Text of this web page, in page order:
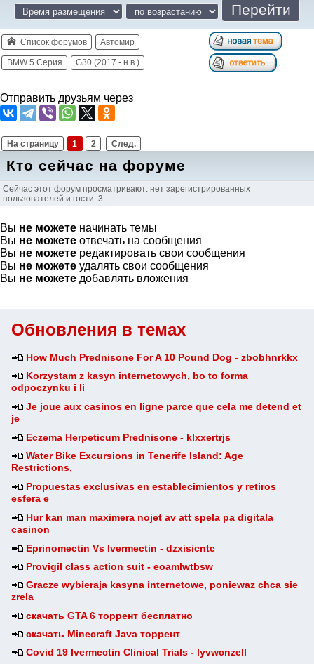
Обновления в темах
How Much Prednisone For A 10 Pound Dog - zbobhnrkkx
Korzystam z kasyn internetowych, bo to forma
odpoczynku i li
Je joue aux casinos en ligne parce que cela me detend et
je
Eczema Herpeticum Prednisone - klxxertrjs
Water Bike Excursions in Tenerife Island: Age
Restrictions,
Propuestas exclusivas en establecimientos y retiros
esfera e
Hur kan man maximera nojet av att spela pa digitala
casinon
Eprinomectin Vs Ivermectin - dzxisicntc
Provigil class action suit - eoamlwtbsw
Gracze wybieraja kasyna internetowe, poniewaz chca sie
zrela
скачать GTA 6 торрент бесплатно
скачать Minecraft Java торрент
Covid 19 Ivermectin Clinical Trials - lyvwcnzell
Список форумов Автомир
BMW 5 Серия G30 (2017 - н.в.)
Отправить друзьям через
На страницу 1 2 След.
Кто сейчас на форуме
Сейчас этот форум просматривают: нет зарегистрированных
пользователей и гости: 3
Вы не можете начинать темы
Вы не можете отвечать на сообщения
Вы не можете редактировать свои сообщения
Вы не можете удалять свои сообщения
Вы не можете добавлять вложения